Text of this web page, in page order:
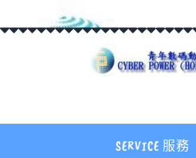
SERVICE 服務